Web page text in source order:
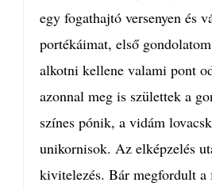
egy fogathajtó versenyen és
portékáimat, első
alkotni kellene valami pont
azonnal meg is születtek a
színes pónik, a vidám
unikornisok. Az elképzelés
kivitelezés. Bár megfordult a